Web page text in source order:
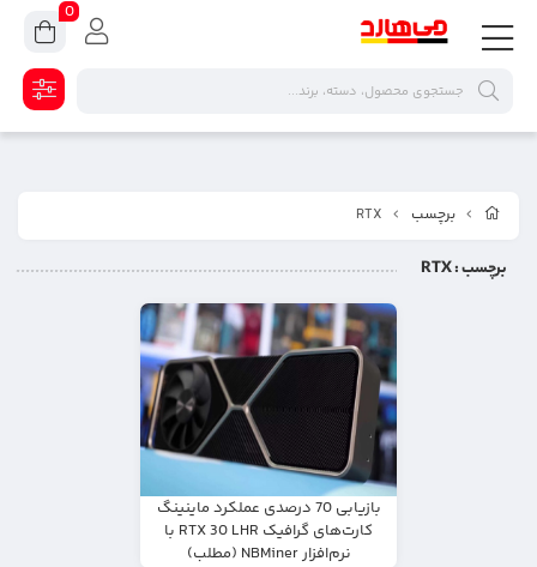
برچسب RTX
برچسب: RTX
بازیابی 70 درصدی عملکرد ماینینگ
کارت‌های گرافیک RTX 30 LHR با
نرم‌افزار NBMiner (مطلب)
0